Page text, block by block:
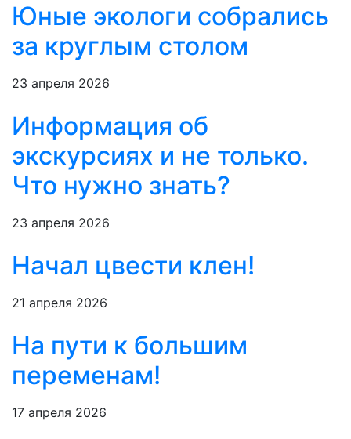
Юные экологи собрались
за круглым столом
23 апреля 2026
Информация об
экскурсиях и не только.
Что нужно знать?
23 апреля 2026
Начал цвести клен!
21 апреля 2026
На пути к большим
переменам!
17 апреля 2026